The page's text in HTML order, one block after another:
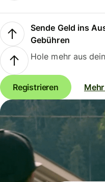
Sende Geld ins
Gebühren
Hole mehr aus
Registrieren